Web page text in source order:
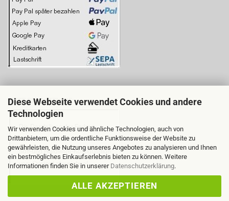
Diese Webseite verwendet Cookies und andere
Technologien
Wir verwenden Cookies und ähnliche Technologien, auch von
Drittanbietern, um die ordentliche Funktionsweise der Website zu
gewährleisten, die Nutzung unseres Angebotes zu analysieren und Ihnen
ein bestmögliches Einkaufserlebnis bieten zu können. Weitere
Informationen finden Sie in unserer Datenschutzerklärung.
ALLE AKZEPTIEREN
BITTE BEACHTEN SIE: